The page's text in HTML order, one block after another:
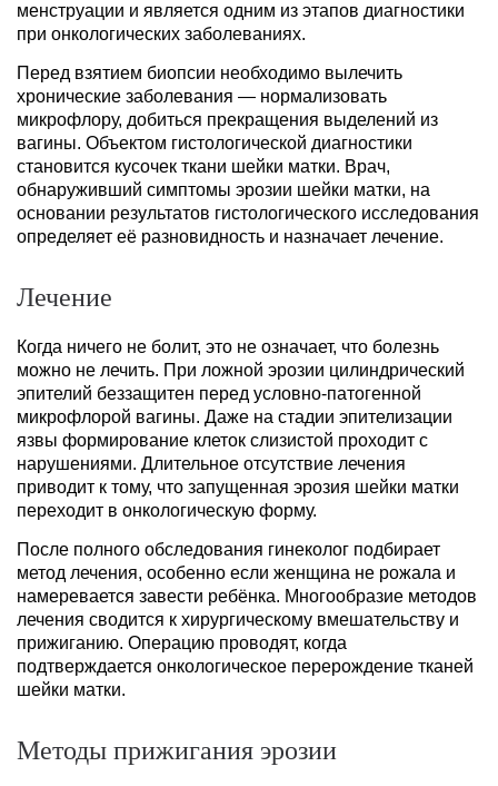
менструации и является одним из этапов диагностики
при онкологических заболеваниях.
Перед взятием биопсии необходимо вылечить
хронические заболевания — нормализовать
микрофлору, добиться прекращения выделений из
вагины. Объектом гистологической диагностики
становится кусочек ткани шейки матки. Врач,
обнаруживший симптомы эрозии шейки матки, на
основании результатов гистологического исследования
определяет её разновидность и назначает лечение.
Лечение
Когда ничего не болит, это не означает, что болезнь
можно не лечить. При ложной эрозии цилиндрический
эпителий беззащитен перед условно-патогенной
микрофлорой вагины. Даже на стадии эпителизации
язвы формирование клеток слизистой проходит с
нарушениями. Длительное отсутствие лечения
приводит к тому, что запущенная эрозия шейки матки
переходит в онкологическую форму.
После полного обследования гинеколог подбирает
метод лечения, особенно если женщина не рожала и
намеревается завести ребёнка. Многообразие методов
лечения сводится к хирургическому вмешательству и
прижиганию. Операцию проводят, когда
подтверждается онкологическое перерождение тканей
шейки матки.
Методы прижигания эрозии